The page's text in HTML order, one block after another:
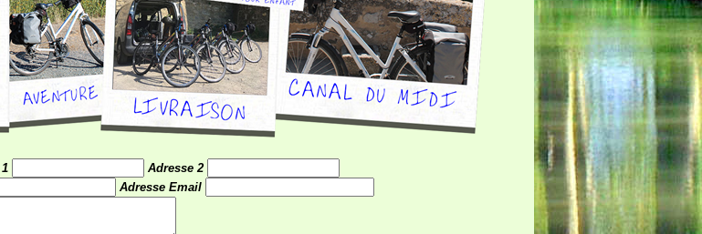
Adresse 2
Adresse Email